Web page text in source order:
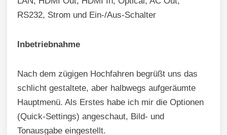
RS232, Strom und Ein-/Aus-Schalter
Inbetriebnahme
Nach dem zügigen Hochfahren begrüßt uns das
schlicht gestaltete, aber halbwegs aufgeräumte
Hauptmenü. Als Erstes habe ich mir die Optionen
(Quick-Settings) angeschaut, Bild- und
Tonausgabe eingestellt.